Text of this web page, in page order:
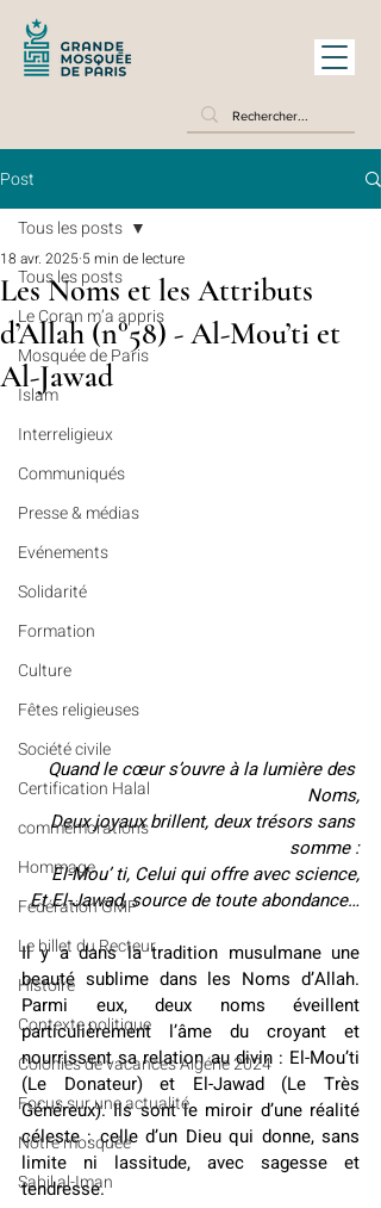
Post
Tous les posts
Le Coran m’a appris
Mosquée de Paris
Islam
Interreligieux
Communiqués
Presse & médias
Evénements
Solidarité
Formation
Culture
Fêtes religieuses
Société civile
Certification Halal
commémorations
Hommage
Fédération GMP
Le billet du Recteur
Histoire
Contexte politique
Colonies de vacances Algérie 2024
​​Focus sur une actualité
Notre mosquée
Sabil al-Iman
Tous les posts
Les Noms et les Attributs
d’Allah (n°58) - Al-Mou’ti et
Al-Jawad
18 avr. 2025 5 min de lecture
Quand le cœur s’ouvre à la lumière des
Noms,
Deux joyaux brillent, deux trésors sans
somme :
El-Mou’ ti, Celui qui offre avec science,
Et El-Jawad, source de toute abondance…
Il y a dans la tradition musulmane une
beauté sublime dans les Noms d’Allah.
Parmi eux, deux noms éveillent
particulièrement l’âme du croyant et
nourrissent sa relation au divin : El-Mou’ti
(Le Donateur) et El-Jawad (Le Très
Généreux). Ils sont le miroir d’une réalité
céleste : celle d’un Dieu qui donne, sans
limite ni lassitude, avec sagesse et
tendresse.